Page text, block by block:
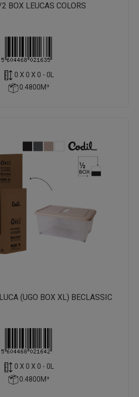
BOX LEUCAS COLORS
0 X 0 X 0 - 0L
0.4800M³
(UGO BOX XL) BECLASSIC
0 X 0 X 0 - 0L
0.4800M³